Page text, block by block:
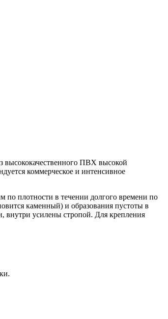
высококачественного ПВХ высокой
коммерческое и интенсивное
по плотности в течении долгого времени по
каменный) и образования пустоты в
внутри усилены стропой. Для крепления